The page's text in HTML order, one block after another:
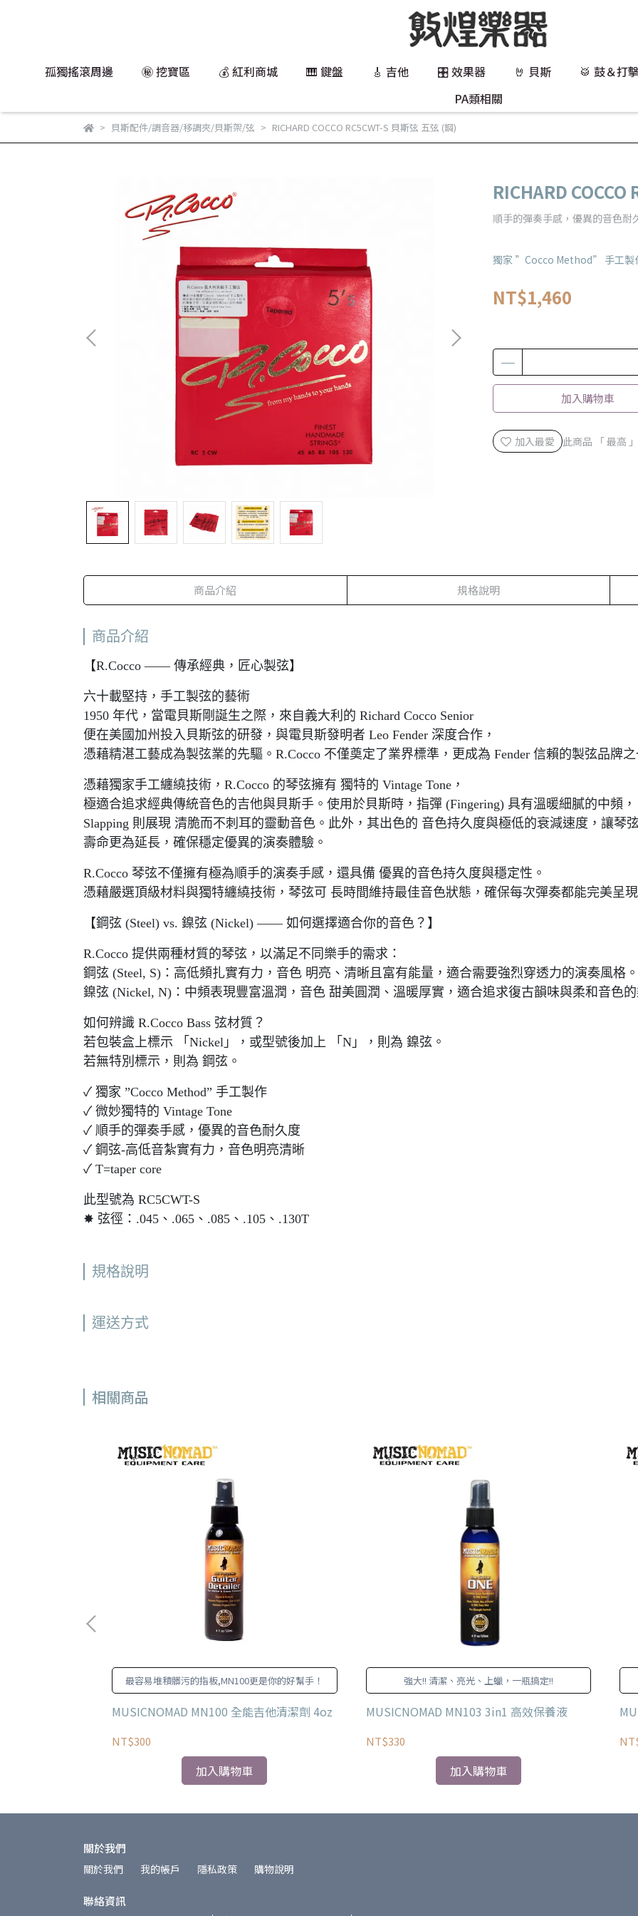
孤獨搖滾周邊 ㊙️ 挖寶區 💰 紅利商城 🎹 鍵盤 🎸 吉他 🎛️ 效果器 🤘 貝斯 🥁 鼓＆打
PA類相關
貝斯配件/調音器/移調夾/貝斯架/弦 RICHARD COCCO RC5CWT-S 貝斯弦 五弦 (鋼)
RICHARD
順手的彈奏手感，優異的音色耐
獨家 ”Cocco Method” 手工製
NT$1,460
加入購物車
加入最愛 此商品 「 最高
商品介紹 規格說明
商品介紹
【R.Cocco —— 傳承經典，匠心製弦】
六十載堅持，手工製弦的藝術
1950 年代，當電貝斯剛誕生之際，來自義大利的 Richard Cocco Senior
便在美國加州投入貝斯弦的研發，與電貝斯發明者 Leo Fender 深度合作，
憑藉精湛工藝成為製弦業的先驅。R.Cocco 不僅奠定了業界標準，更成為 Fender 信賴的製弦品牌之
憑藉獨家手工纏繞技術，R.Cocco 的琴弦擁有 獨特的 Vintage Tone，
極適合追求經典傳統音色的吉他與貝斯手。使用於貝斯時，指彈 (Fingering) 具有溫暖細膩的中頻，
Slapping 則展現 清脆而不刺耳的靈動音色。此外，其出色的 音色持久度與極低的衰減速度，讓琴
壽命更為延長，確保穩定優異的演奏體驗。
R.Cocco 琴弦不僅擁有極為順手的演奏手感，還具備 優異的音色持久度與穩定性。
憑藉嚴選頂級材料與獨特纏繞技術，琴弦可 長時間維持最佳音色狀態，確保每次彈奏都能完美呈現
【鋼弦 (Steel) vs. 鎳弦 (Nickel) —— 如何選擇適合你的音色？】
R.Cocco 提供兩種材質的琴弦，以滿足不同樂手的需求：
鋼弦 (Steel, S)：高低頻扎實有力，音色 明亮、清晰且富有能量，適合需要強烈穿透力的演奏風格。
鎳弦 (Nickel, N)：中頻表現豐富溫潤，音色 甜美圓潤、溫暖厚實，適合追求復古韻味與柔和音色的
如何辨識 R.Cocco Bass 弦材質？
若包裝盒上標示 「Nickel」，或型號後加上 「N」，則為 鎳弦。
若無特別標示，則為 鋼弦。
✓ 獨家 ”Cocco Method” 手工製作
✓ 微妙獨特的 Vintage Tone
✓ 順手的彈奏手感，優異的音色耐久度
✓ 鋼弦-高低音紮實有力，音色明亮清晰
✓ T=taper core
此型號為 RC5CWT-S
✸ 弦徑：.045、.065、.085、.105、.130T
規格說明
運送方式
相關商品
最容易堆積髒污的指板,MN100更是你的好幫手！
MUSICNOMAD MN100 全能吉他清潔劑 4oz
NT$300
加入購物車
強大!! 清潔、亮光、上蠟，一瓶搞定!!
MUSICNOMAD MN103 3in1 高效保養液
NT$330
加入購物車
關於我們
關於我們 我的帳戶 隱私政策 購物說明
聯絡資訊